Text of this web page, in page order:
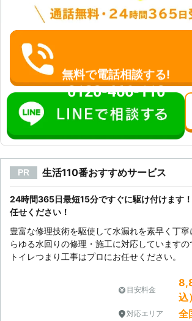
りの水漏れトラブ
解決させていただ
無料で電話相談する!
0120-466-110
PR 生活110番おすすめサービス
24時間365日最短15分ですぐに駆け付けます
任せください！
豊富な修理技術を駆使して水漏れを素早く丁
らゆる水回りの修理・施工に対応していますの
トイレつまり工事はプロにお任せください。
目安料金
込）
対応エリア 全